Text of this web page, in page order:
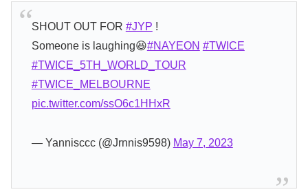
SHOUT OUT FOR #JYP !
Someone is laughing😆#NAYEON #TWICE
#TWICE_5TH_WORLD_TOUR
#TWICE_MELBOURNE
pic.twitter.com/ssO6c1HHxR
— Yannisccc (@Jrnnis9598) May 7, 2023